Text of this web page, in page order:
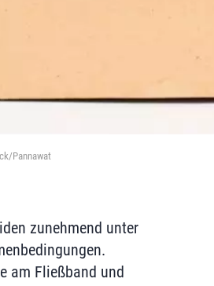
Pannawat
zunehmend unter
am Fließband und